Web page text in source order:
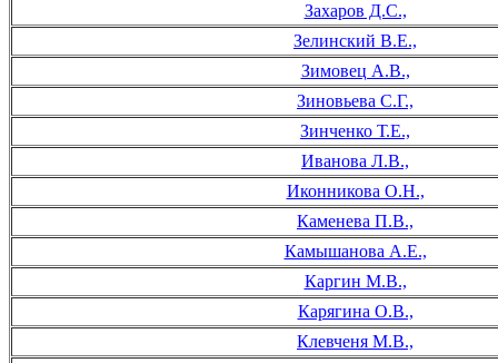
Захаров Д.С.,
Зелинский В.Е.,
Зимовец А.В.,
Зиновьева С.Г.,
Зинченко Т.Е.,
Иванова Л.В.,
Иконникова О.Н.,
Каменева П.В.,
Камышанова А.Е.,
Каргин М.В.,
Карягина О.В.,
Клевченя М.В.,